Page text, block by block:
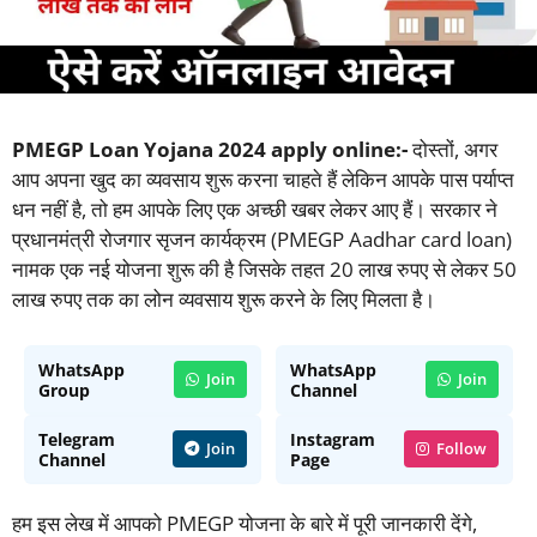
PMEGP Loan Yojana 2024 apply online:-दोस्तों, अगर
आप अपना खुद का व्यवसाय शुरू करना चाहते हैं लेकिन आपके पास पर्याप्त
धन नहीं है, तो हम आपके लिए एक अच्छी खबर लेकर आए हैं। सरकार ने
प्रधानमंत्री रोजगार सृजन कार्यक्रम (PMEGP Aadhar card loan)
नामक एक नई योजना शुरू की है जिसके तहत 20 लाख रुपए से लेकर 50
लाख रुपए तक का लोन व्यवसाय शुरू करने के लिए मिलता है।
WhatsApp
Group
Join
WhatsApp
Channel
Join
Telegram
Channel
Join
Instagram
Page
Follow
हम इस लेख में आपको PMEGP योजना के बारे में पूरी जानकारी देंगे,